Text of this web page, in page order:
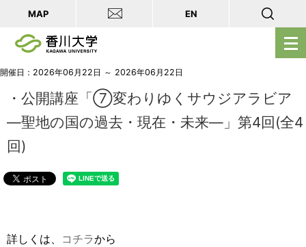
メ
ニ
ー
開
MAP EN
開催日：2026年06月22日 ～ 2026年06月22日
・公開講座「⑦変わりゆくサウジアラビア
―聖地の国の過去・現在・未来―」第4回(全4
回)
詳しくは、 コチラから